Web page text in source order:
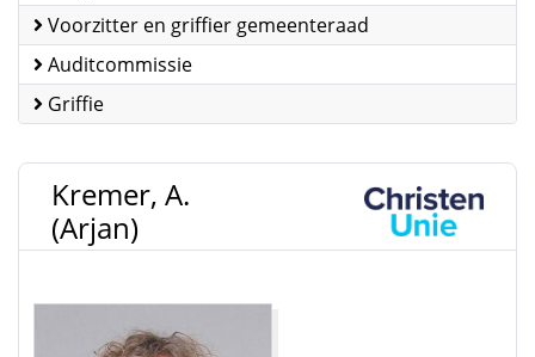
Voorzitter en griffier gemeenteraad
Auditcommissie
Griffie
Kremer, A.
(Arjan)